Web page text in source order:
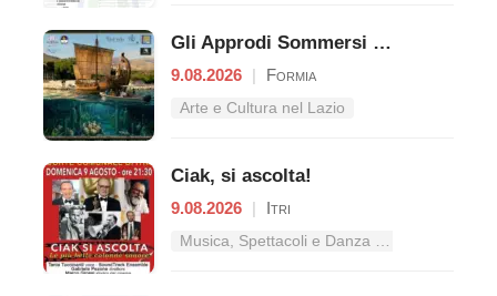
Gli Approdi Sommersi di Caposele
9.08.2026 | Formia
Arte e Cultura nel Lazio
Ciak, si ascolta!
9.08.2026 | Itri